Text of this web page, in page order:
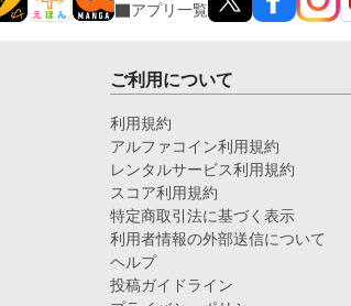
アプリ一覧
ご利用について
利用規約
アルファコイン利用規約
レンタルサービス利用規約
スコア利用規約
特定商取引法に基づく表示
利用者情報の外部送信について
ヘルプ
投稿ガイドライン